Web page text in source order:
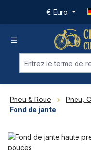
Passer au contenu
€ Euro
Pneu & Roue
Pneu,
Fond de jante
Ignorer la galerie